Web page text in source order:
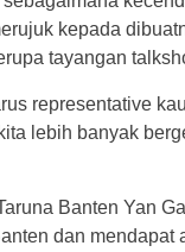
kepada
tayangan
representative
lebih banyak
Banten Yan
dan mendapat